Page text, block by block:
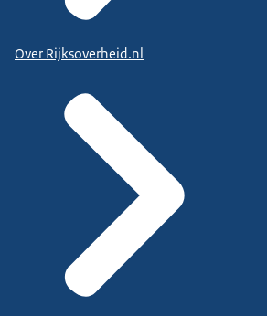
Over Rijksoverheid.nl